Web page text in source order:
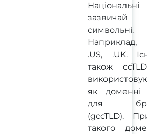
зазвичай
символьні.
.US, .UK.
також
як доменні
для
(gccTLD).
такого